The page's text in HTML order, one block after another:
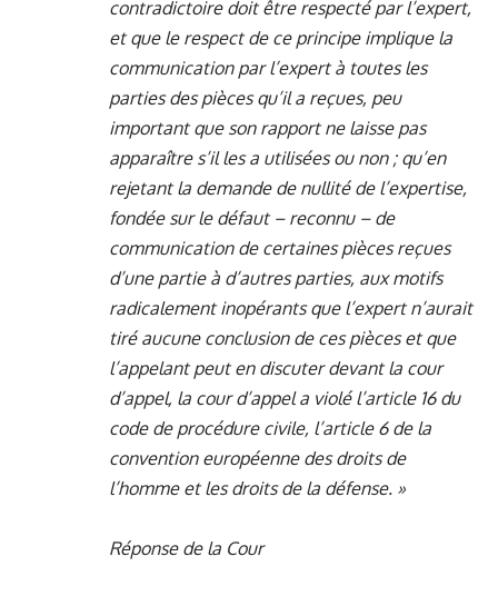
contradictoire doit être respecté par l’expert,
et que le respect de ce principe implique la
communication par l’expert à toutes les
parties des pièces qu’il a reçues, peu
important que son rapport ne laisse pas
apparaître s’il les a utilisées ou non ; qu’en
rejetant la demande de nullité de l’expertise,
fondée sur le défaut – reconnu – de
communication de certaines pièces reçues
d’une partie à d’autres parties, aux motifs
radicalement inopérants que l’expert n’aurait
tiré aucune conclusion de ces pièces et que
l’appelant peut en discuter devant la cour
d’appel, la cour d’appel a violé l’article 16 du
code de procédure civile, l’article 6 de la
convention européenne des droits de
l’homme et les droits de la défense. »
Réponse de la Cour